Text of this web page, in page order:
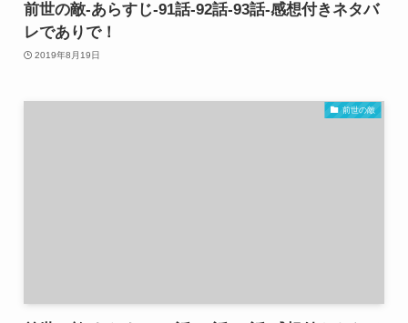
前世の敵-あらすじ-91話-92話-93話-感想付きネタバ
レでありで！
2019年8月19日
前世の敵